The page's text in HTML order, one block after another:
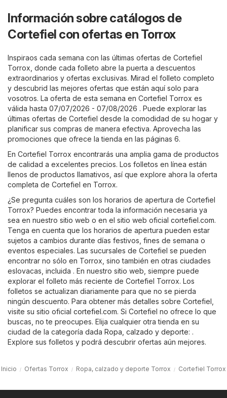
Información sobre catálogos de
Cortefiel con ofertas en Torrox
Inspiraos cada semana con las últimas ofertas de Cortefiel
Torrox, donde cada folleto abre la puerta a descuentos
extraordinarios y ofertas exclusivas. Mirad el folleto completo
y descubrid las mejores ofertas que están aquí solo para
vosotros. La oferta de esta semana en Cortefiel Torrox es
válida hasta 07/07/2026 - 07/08/2026 . Puede explorar las
últimas ofertas de Cortefiel desde la comodidad de su hogar y
planificar sus compras de manera efectiva. Aprovecha las
promociones que ofrece la tienda en las páginas 6.
En Cortefiel Torrox encontrarás una amplia gama de productos
de calidad a excelentes precios. Los folletos en línea están
llenos de productos llamativos, así que explore ahora la oferta
completa de Cortefiel en Torrox.
¿Se pregunta cuáles son los horarios de apertura de Cortefiel
Torrox? Puedes encontrar toda la información necesaria ya
sea en nuestro sitio web o en el sitio web oficial cortefiel.com.
Tenga en cuenta que los horarios de apertura pueden estar
sujetos a cambios durante días festivos, fines de semana o
eventos especiales. Las sucursales de Cortefiel se pueden
encontrar no sólo en Torrox, sino también en otras ciudades
eslovacas, incluida . En nuestro sitio web, siempre puede
explorar el folleto más reciente de Cortefiel Torrox. Los
folletos se actualizan diariamente para que no se pierda
ningún descuento. Para obtener más detalles sobre Cortefiel,
visite su sitio oficial cortefiel.com. Si Cortefiel no ofrece lo que
buscas, no te preocupes. Elija cualquier otra tienda en su
ciudad de la categoría dada Ropa, calzado y deporte: .
Explore sus folletos y podrá descubrir ofertas aún mejores.
Inicio Ofertas Torrox Ropa, calzado y deporte Torrox Cortefiel Torrox